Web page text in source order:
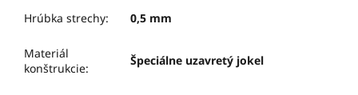
Hrúbka strechy: 0,5 mm
Materiál
konštrukcie:
Špeciálne uzavretý jokel